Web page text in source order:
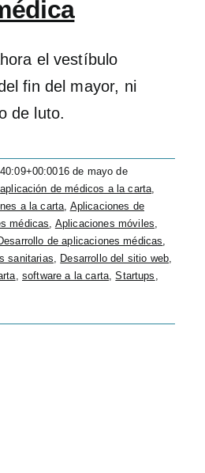
el vestíbulo
fin del mayor, ni
de luto.
16 de mayo de
aplicación de médicos a la carta,
a la carta, Aplicaciones de
médicas, Aplicaciones móviles,
de aplicaciones médicas,
sanitarias, Desarrollo del sitio web,
, software a la carta,Startups ,